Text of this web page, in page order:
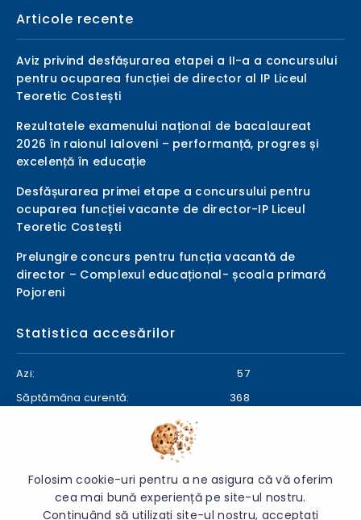
Articole recente
Aviz privind desfășurarea etapei a II-a a concursului
pentru ocuparea funcției de director al IP Liceul
Teoretic Costești
Rezultatele examenului național de bacalaureat
2026 în raionul Ialoveni – performanță, progres și
excelență în educație
Desfășurarea primei etape a concursului pentru
ocuparea funcției vacante de director-IP Liceul
Teoretic Costești
Prelungire concurs pentru funcția vacantă de
director – Complexul educațional- școala primară
Pojoreni
Statistica accesărilor
Azi:
57
Săptămâna curentă:
368
Folosim cookie-uri pentru a ne asigura că vă oferim
cea mai bună experiență pe site-ul nostru.
Continuând să utilizați site-ul nostru, acceptați